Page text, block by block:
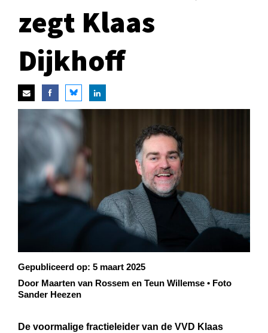
zegt Klaas
Dijkhoff
Gepubliceerd op: 5 maart 2025
Door Maarten van Rossem en Teun Willemse • Foto
Sander Heezen
De voormalige fractieleider van de VVD Klaas